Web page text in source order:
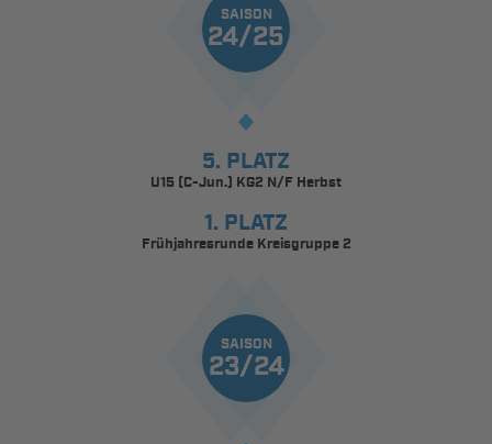
SAISON
24/25
5. PLATZ
U15 (C-Jun.) KG2 N/F Herbst
1. PLATZ
Frühjahresrunde Kreisgruppe 2
SAISON
23/24